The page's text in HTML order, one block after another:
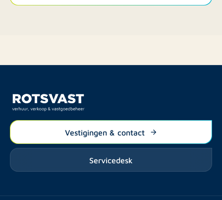
Vestigingen & contact
Servicedesk